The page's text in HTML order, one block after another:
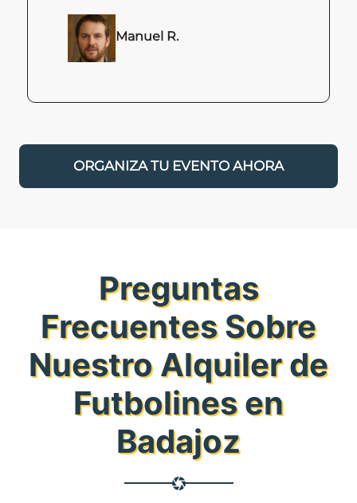
Manuel R.
ORGANIZA TU EVENTO AHORA
Preguntas
Frecuentes Sobre
Nuestro Alquiler de
Futbolines en
Badajoz